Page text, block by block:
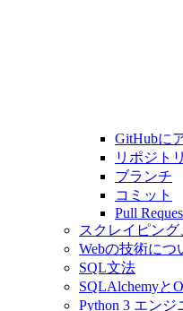
GitHubに
リポジト
ブランチ
コミット
Pull
スクレイピン
Webの技術につ
SQL文法
SQLAlchemyと
Python 3 エン